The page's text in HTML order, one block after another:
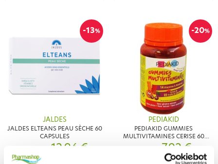
-13%
JALDES
JALDES ELTEANS PEAU SÈCHE 60
CAPSULES
12,96 €
-20%
PEDIAKID
PEDIAKID GUMMIES
MULTIVITAMINES CERISE 60
GOMMES
7,92 €